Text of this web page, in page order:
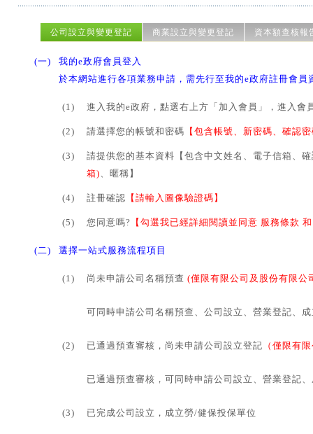
公司設立與變更登記 商業設立與變更登記 資本額查核報
(一)
我的e政府會員登入
於本網站進行各項業務申請，需先行至我的e政府註冊會員
(1) 進入我的e政府，點選右上方「加入會員」，進入會
(2) 請選擇您的帳號和密碼 【包含帳號、新密碼、確認
(3)
請提供您的基本資料【包含中文姓名、電子信箱、
箱)、暱稱】
(4) 註冊確認 【請輸入圖像驗證碼】
(5) 您同意嗎? 【勾選我已經詳細閱讀並同意 服務條款
(二) 選擇一站式服務流程項目
(1) 尚未申請公司名稱預查 (僅限有限公司及股份有限公
可同時申請公司名稱預查、公司設立、營業登記、
(2) 已通過預查審核，尚未申請公司設立登記 （僅限有
已通過預查審核，可同時申請公司設立、營業登記
(3) 已完成公司設立，成立勞/健保投保單位